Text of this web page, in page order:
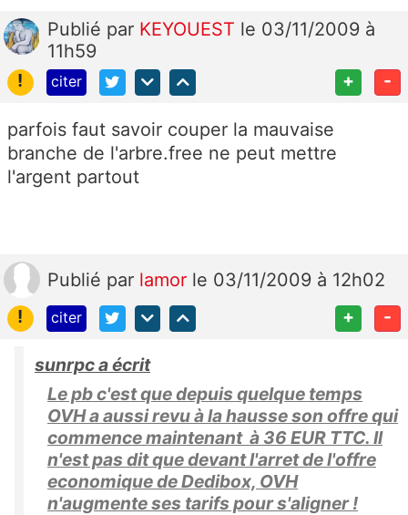
Publié par KEYOUEST le 03/11/2009 à
11h59
!
citer + -
parfois faut savoir couper la mauvaise
branche de l'arbre.free ne peut mettre
l'argent partout
Publié par lamor le 03/11/2009 à 12h02
!
citer + -
sunrpc a écrit
Le pb c'est que depuis quelque temps
OVH a aussi revu à la hausse son offre qui
commence maintenant à 36 EUR TTC. Il
n'est pas dit que devant l'arret de l'offre
economique de Dedibox, OVH
n'augmente ses tarifs pour s'aligner !